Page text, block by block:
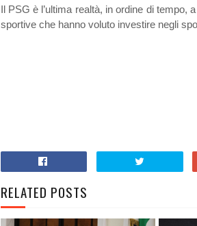
Il PSG è l’ultima realtà, in ordine di tempo,
sportive che hanno voluto investire negli
RELATED POSTS